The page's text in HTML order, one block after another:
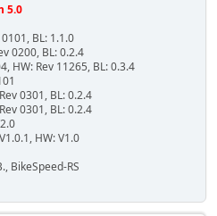
5.0
BL: 1.1.0
0200, BL: 0.2.4
HW: Rev 11265, BL: 0.3.4
0301, BL: 0.2.4
0301, BL: 0.2.4
HW: V1.0
BikeSpeed-RS